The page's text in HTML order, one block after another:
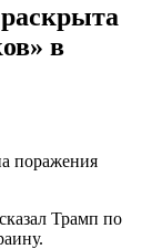
в
Трамп по